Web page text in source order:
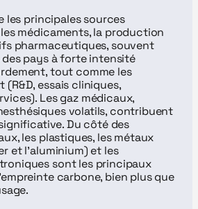
les principales sources
les médicaments, la production
pharmaceutiques, souvent
des pays à forte intensité
tout comme les
essais cliniques,
Les gaz médicaux,
volatils, contribuent
Du côté des
les plastiques, les métaux
et l’aluminium) et les
sont les principaux
carbone, bien plus que